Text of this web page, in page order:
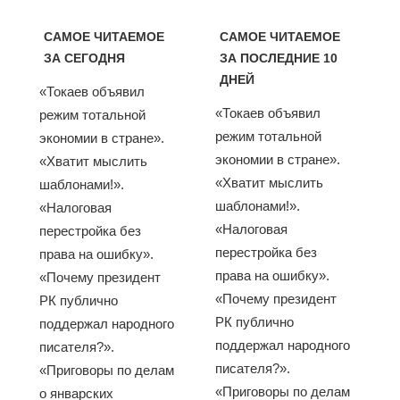
САМОЕ ЧИТАЕМОЕ
ЗА СЕГОДНЯ
«Токаев объявил
режим тотальной
экономии в стране».
«Хватит мыслить
шаблонами!».
«Налоговая
перестройка без
права на ошибку».
«Почему президент
РК публично
поддержал народного
писателя?».
«Приговоры по делам
о январских
САМОЕ ЧИТАЕМОЕ
ЗА ПОСЛЕДНИЕ 10
ДНЕЙ
«Токаев объявил
режим тотальной
экономии в стране».
«Хватит мыслить
шаблонами!».
«Налоговая
перестройка без
права на ошибку».
«Почему президент
РК публично
поддержал народного
писателя?».
«Приговоры по делам